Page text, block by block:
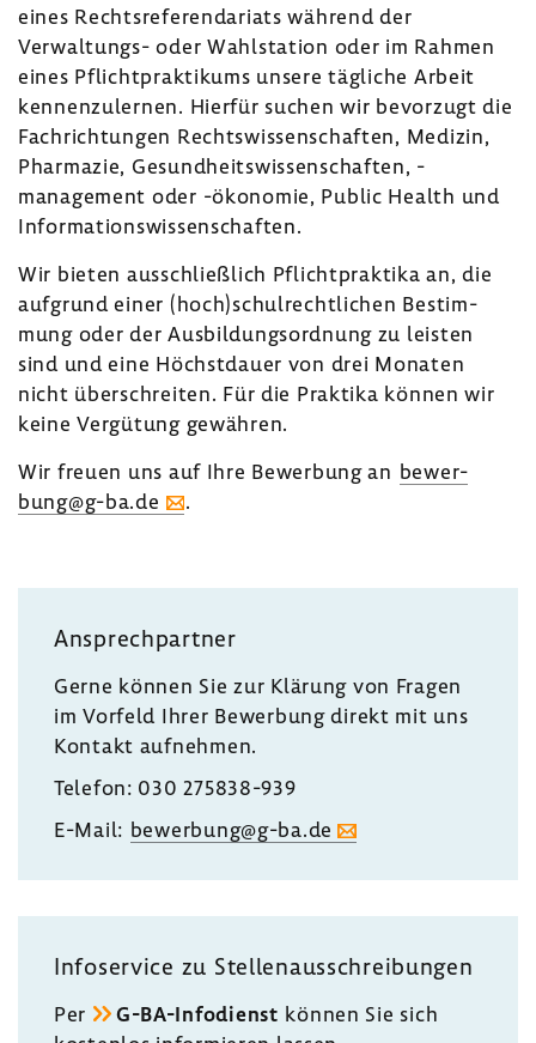
eines Rechts­re­fe­ren­da­riats während der
Verwaltungs-​ oder Wahl­sta­tion oder im Rahmen
eines Pflicht­prak­ti­kums unsere tägliche Arbeit
kennen­zu­lernen. Hierfür suchen wir bevor­zugt die
Fach­rich­tungen Rechts­wis­sen­schaften, Medizin,
Phar­mazie, Gesund­heits­wis­sen­schaften, -​
management oder -​ökonomie, Public Health und
Infor­ma­ti­ons­wis­sen­schaften.
Wir bieten ausschließ­lich Pflicht­prak­tika an, die
aufgrund einer (hoch)schul­recht­li­chen Bestim­
mung oder der Ausbil­dungs­ord­nung zu leisten
sind und eine Höchst­dauer von drei Monaten
nicht über­schreiten. Für die Prak­tika können wir
keine Vergü­tung gewähren.
Wir freuen uns auf Ihre Bewer­bung an bewer­
bung@g-ba.de
.
Ansprech­partner
Gerne können Sie zur Klärung von Fragen
im Vorfeld Ihrer Bewer­bung direkt mit uns
Kontakt aufnehmen.
Telefon: 030 275838-​939
E-Mail: bewer­bung@g-ba.de
Info­ser­vice zu Stel­len­aus­schrei­bungen
Per G-​BA-Infodienst können Sie sich